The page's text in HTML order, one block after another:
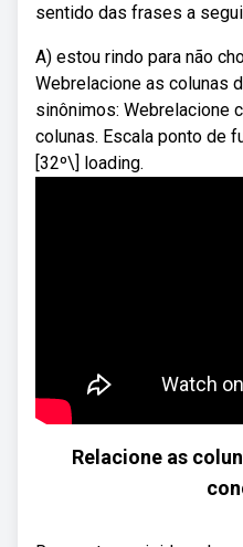
sentido das frases a
A) estou rindo para não
Webrelacione as colunas
sinônimos: Webrelacione
colunas. Escala ponto de
[32º\] loading.
Relacione as